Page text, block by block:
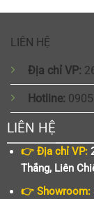
LIÊN HỆ
Địa chỉ VP:
Hotline:
LIÊN HỆ
👉 Địa chỉ VP:
Thắng, Liên
👉 Showroom: